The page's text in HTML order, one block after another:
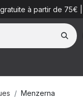
à partir de 75€
Menzerna